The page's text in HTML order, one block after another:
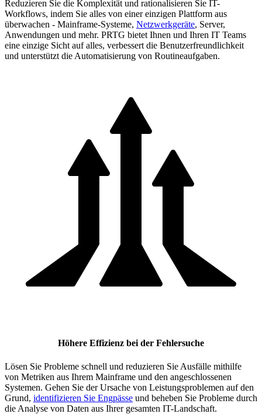
Reduzieren Sie die Komplexität und rationalisieren Sie IT-
Workflows, indem Sie alles von einer einzigen Plattform aus
überwachen - Mainframe-Systeme, Netzwerkgeräte, Server,
Anwendungen und mehr. PRTG bietet Ihnen und Ihren IT Teams
eine einzige Sicht auf alles, verbessert die Benutzerfreundlichkeit
und unterstützt die Automatisierung von Routineaufgaben.
Höhere Effizienz bei der Fehlersuche
Lösen Sie Probleme schnell und reduzieren Sie Ausfälle mithilfe
von Metriken aus Ihrem Mainframe und den angeschlossenen
Systemen. Gehen Sie der Ursache von Leistungsproblemen auf den
Grund, identifizieren Sie Engpässe und beheben Sie Probleme durch
die Analyse von Daten aus Ihrer gesamten IT-Landschaft.